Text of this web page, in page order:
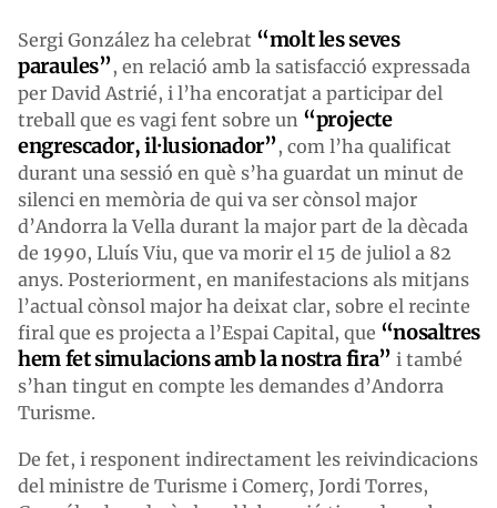
Sergi González ha celebrat “molt les seves
paraules”, en relació amb la satisfacció expressada
per David Astrié, i l’ha encoratjat a participar del
treball que es vagi fent sobre un “projecte
engrescador, il·lusionador”, com l’ha qualificat
durant una sessió en què s’ha guardat un minut de
silenci en memòria de qui va ser cònsol major
d’Andorra la Vella durant la major part de la dècada
de 1990, Lluís Viu, que va morir el 15 de juliol a 82
anys. Posteriorment, en manifestacions als mitjans
l’actual cònsol major ha deixat clar, sobre el recinte
firal que es projecta a l’Espai Capital, que “nosaltres
hem fet simulacions amb la nostra fira” i també
s’han tingut en compte les demandes d’Andorra
Turisme.
De fet, i responent indirectament les reivindicacions
del ministre de Turisme i Comerç, Jordi Torres,